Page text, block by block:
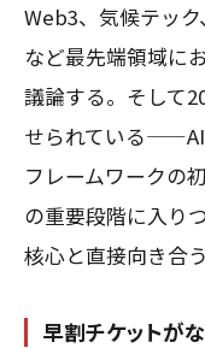
Web3、気候テッ
など最先端領域に
議論する。そして
せられている——AI
フレームワークの
の重要段階に入り
核心と直接向き合
早割チケットが